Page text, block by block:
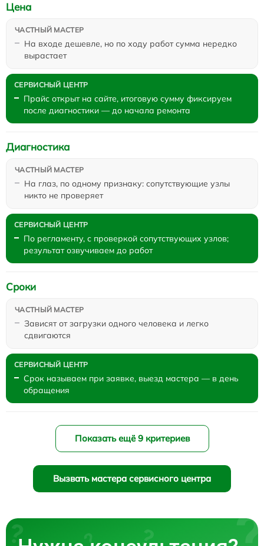
На входе дешевле, но по ходу работ сумма нередко
вырастает
Цена
Прайс открыт на сайте, итоговую сумму фиксируем
после диагностики — до начала ремонта
На глаз, по одному признаку: сопутствующие узлы
никто не проверяет
Диагностика
По регламенту, с проверкой сопутствующих узлов;
результат озвучиваем до работ
Зависят от загрузки одного человека и легко
сдвигаются
Сроки
Срок называем при заявке, выезд мастера — в день
обращения
Показать ещё 9 критериев
Вызвать мастера сервисного центра